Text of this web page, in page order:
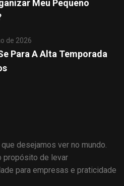
Meu Pequeno
de 2026
Para A Alta Temporada
desejamos ver no mundo.
propósito de levar
para empresas e praticidade